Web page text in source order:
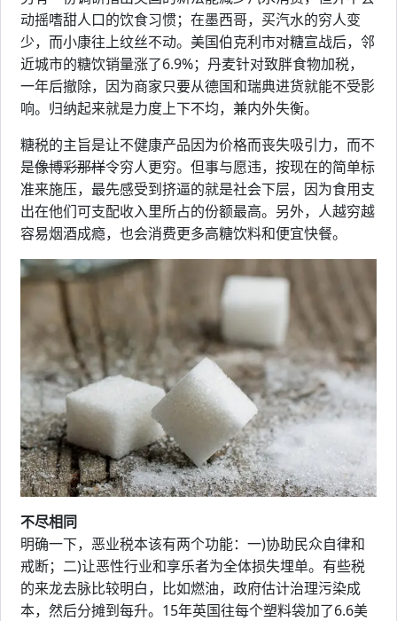
动摇嗜甜人口的饮食习惯；在墨西哥，买汽水的穷人变
少，而小康往上纹丝不动。美国伯克利市对糖宣战后，邻
近城市的糖饮销量涨了6.9%；丹麦针对致胖食物加税，
一年后撤除，因为商家只要从德国和瑞典进货就能不受影
响。归纳起来就是力度上下不均，兼内外失衡。
糖税的主旨是让不健康产品因为价格而丧失吸引力，而不
是像博彩那样令穷人更穷。但事与愿违，按现在的简单标
准来施压，最先感受到挤逼的就是社会下层，因为食用支
出在他们可支配收入里所占的份额最高。另外，人越穷越
容易烟酒成瘾，也会消费更多高糖饮料和便宜快餐。
不尽相同
明确一下，恶业税本该有两个功能：一)协助民众自律和
戒断；二)让恶性行业和享乐者为全体损失埋单。有些税
的来龙去脉比较明白，比如燃油，政府估计治理污染成
本，然后分摊到每升。15年英国往每个塑料袋加了6.6美